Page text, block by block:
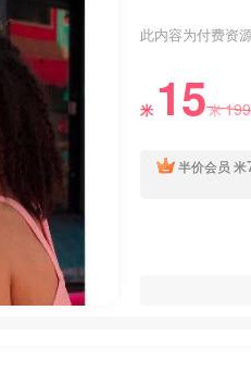
此内容为付费资
米 15米
半价会员 米